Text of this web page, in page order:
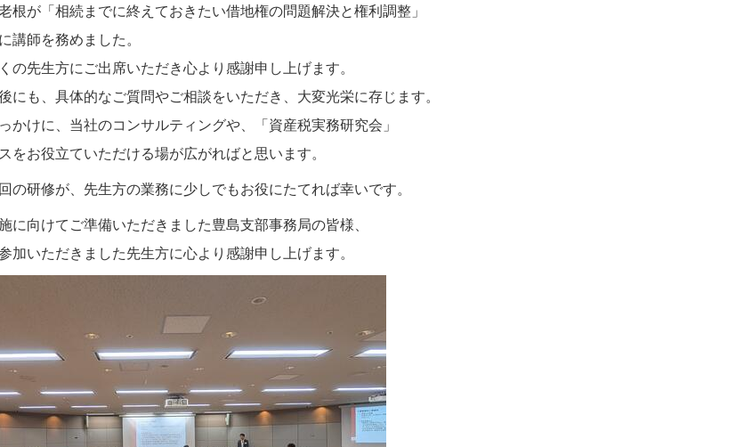
根が「相続までに終えておきたい借地権の問題解決と権利調整」
講師を務めました。
の先生方にご出席いただき心より感謝申し上げます。
にも、具体的なご質問やご相談をいただき、大変光栄に存じます。
かけに、当社のコンサルティングや、「資産税実務研究会」
をお役立ていただける場が広がればと思います。
の研修が、先生方の業務に少しでもお役にたてれば幸いです。
に向けてご準備いただきました豊島支部事務局の皆様、
加いただきました先生方に心より感謝申し上げます。